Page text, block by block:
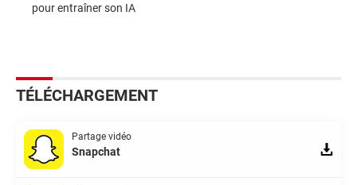
pour entraîner son IA
TÉLÉCHARGEMENT
Partage vidéo
Snapchat